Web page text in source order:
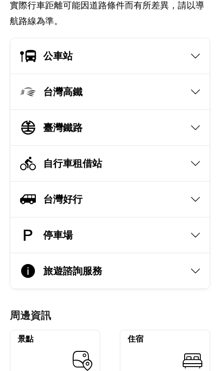
實際行車距離可能因道路條件而有所差異，請以導
航路線為準。
公車站
台灣高鐵
臺灣鐵路
自行車租借站
台灣好行
停車場
旅遊諮詢服務
周邊資訊
景點 住宿